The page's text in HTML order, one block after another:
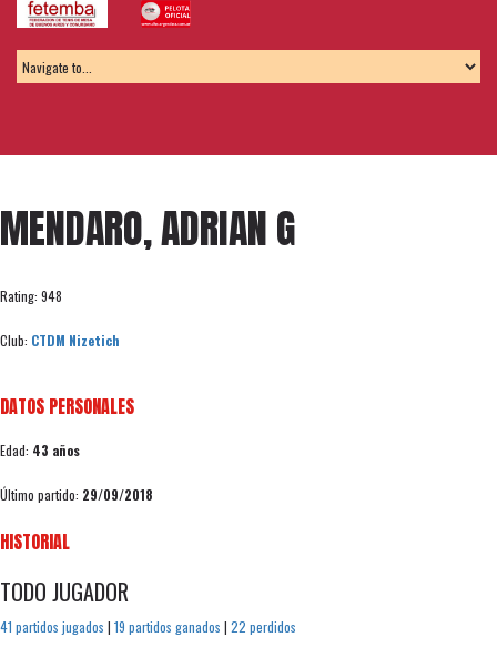
MENDARO, ADRIAN G
Rating: 948
Club: CTDM Nizetich
DATOS PERSONALES
Edad: 43 años
Último partido: 29/09/2018
HISTORIAL
TODO JUGADOR
41 partidos jugados | 19 partidos ganados | 22 perdidos